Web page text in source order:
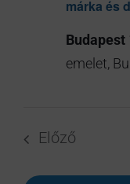
márka és
Budapest
emelet,
Előző